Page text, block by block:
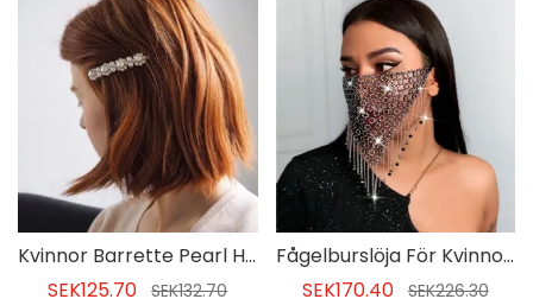
Kvinnor Barrette Pearl Hair Accessories
SEK125.70
SEK132.70
Fågelburslöja För Kvinnor European Prom Hair Accessories
SEK170.40 SEK226.30